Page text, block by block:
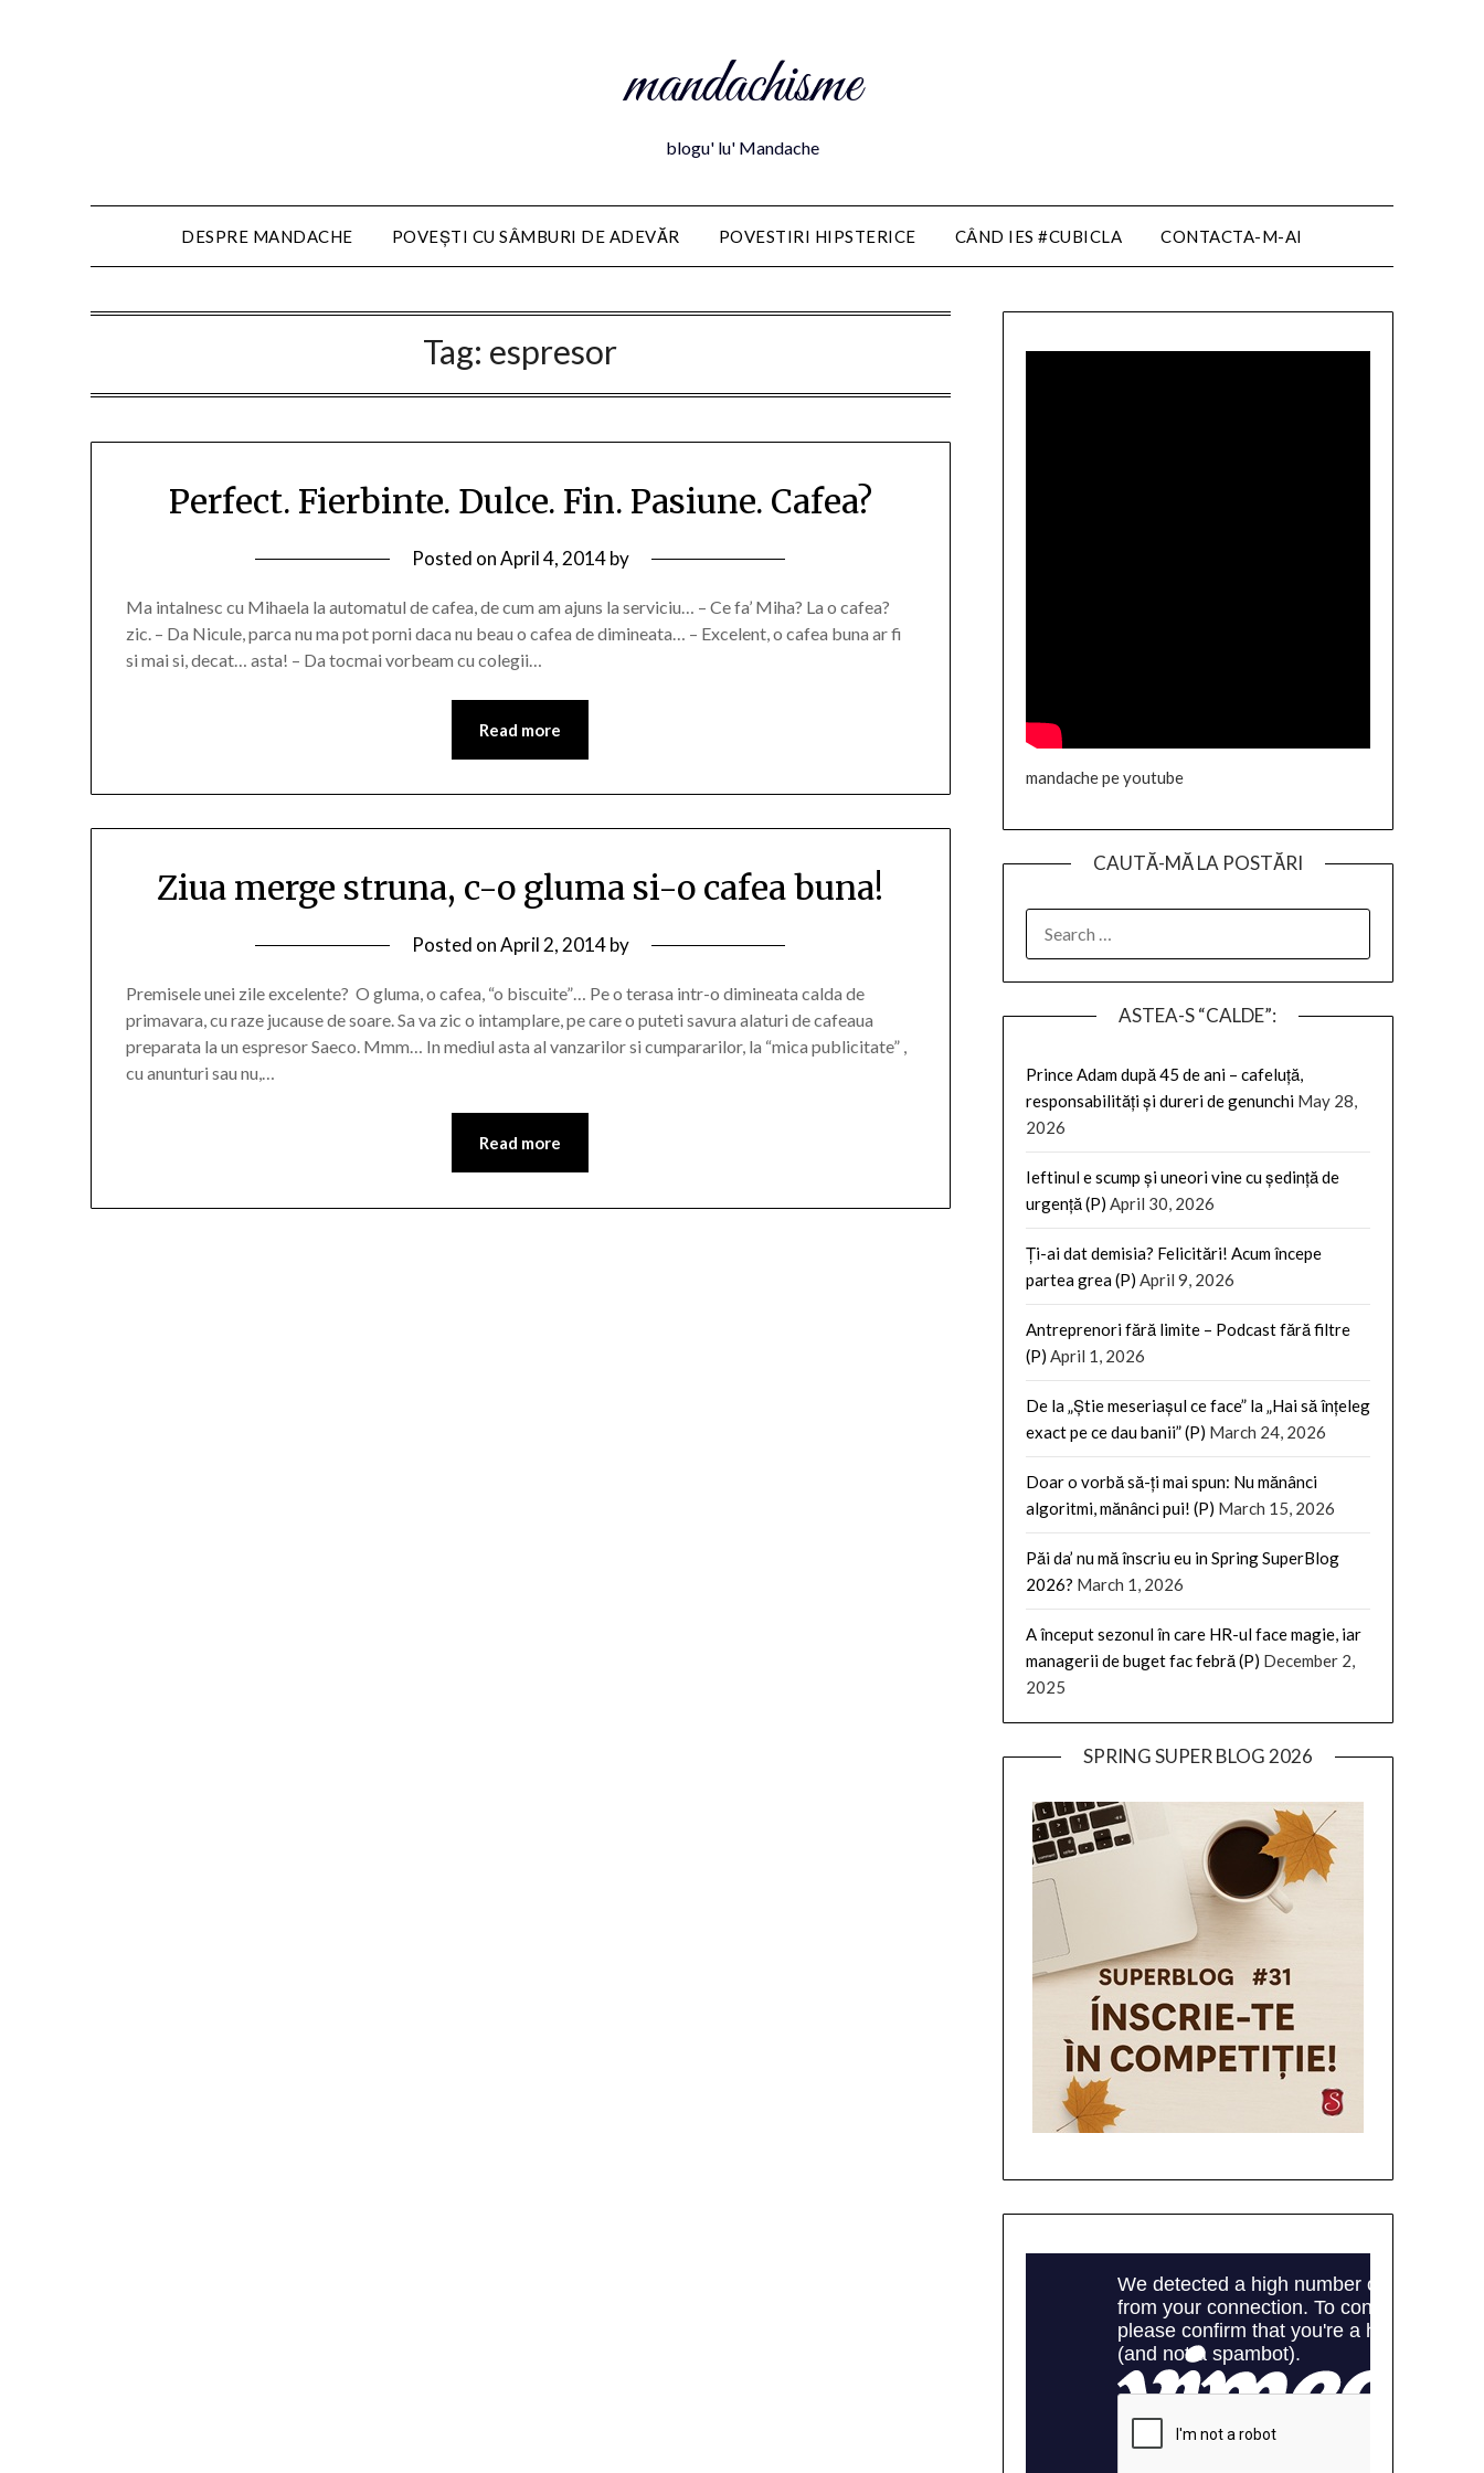
mandachisme
blogu' lu' Mandache
DESPRE MANDACHE POVEȘTI CU SÂMBURI DE ADEVĂR POVESTIRI HIPSTERICE CÂND IES #CUBICLA CONTACTA-M-AI
Tag: espresor
Perfect. Fierbinte. Dulce. Fin. Pasiune. Cafea?
Posted onApril 4, 2014by
Ma intalnesc cu Mihaela la automatul de cafea, de cum am ajuns la serviciu… – Ce fa’ Miha? La o cafea?
zic. – Da Nicule, parca nu ma pot porni daca nu beau o cafea de dimineata… – Excelent, o cafea buna ar fi
si mai si, decat… asta! – Da tocmai vorbeam cu colegii…
Read more
Ziua merge struna, c-o gluma si-o cafea buna!
Posted onApril 2, 2014by
Premisele unei zile excelente? O gluma, o cafea, “o biscuite”… Pe o terasa intr-o dimineata calda de
primavara, cu raze jucause de soare. Sa va zic o intamplare, pe care o puteti savura alaturi de cafeaua
preparata la un espresor Saeco. Mmm… In mediul asta al vanzarilor si cumpararilor, la “mica publicitate” ,
cu anunturi sau nu,…
Read more
mandache pe youtube
CAUTĂ-MĂ LA POSTĂRI
FOR:
ASTEA-S “CALDE”:
Prince Adam după 45 de ani – cafeluță,
responsabilități și dureri de genunchi May 28,
2026
Ieftinul e scump și uneori vine cu ședință de
urgență (P) April 30, 2026
Ți-ai dat demisia? Felicitări! Acum începe
partea grea (P) April 9, 2026
Antreprenori fără limite – Podcast fără filtre
(P) April 1, 2026
De la „Știe meseriașul ce face” la „Hai să înțeleg
exact pe ce dau banii” (P) March 24, 2026
Doar o vorbă să-ți mai spun: Nu mănânci
algoritmi, mănânci pui! (P) March 15, 2026
Păi da’ nu mă înscriu eu in Spring SuperBlog
2026? March 1, 2026
A început sezonul în care HR-ul face magie, iar
managerii de buget fac febră (P) December 2,
2025
SPRING SUPER BLOG 2026